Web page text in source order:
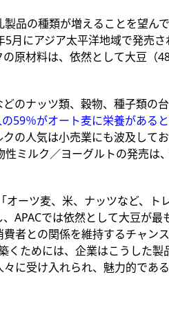
品の種類が増えることを望んで
月にアジア太平洋地域で発売
原材料は、依然として大豆（
のナッツ類、穀物、種子類の
59％がオート麦に栄養がある
の人気は小売業にも波及して
ミルク／ヨーグルトの発売は
ーツ麦、米、ナッツなど、ト
APACでは依然として大豆が最
者との関係を維持するチャンス
くためには、企業はこうした製
に受け入れられ、魅力的であ